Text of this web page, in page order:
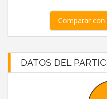
Comparar
DATOS DEL